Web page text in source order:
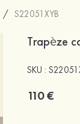
/ S22051XYB
Trapèze
SKU :
110 €